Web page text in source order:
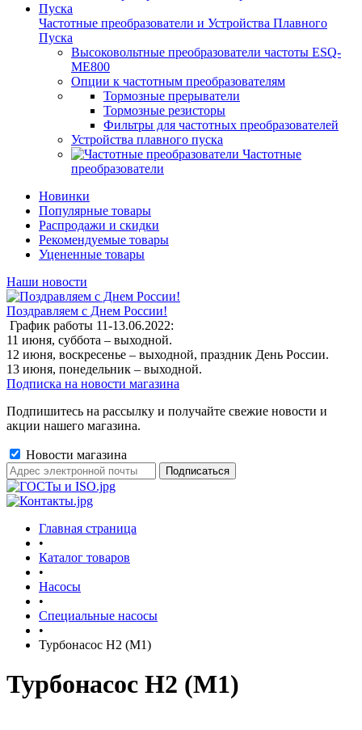
Частотные преобразователи и Устройства Плавного
Пуска
Высоковольтные преобразователи частоты ESQ-
ME800
Опции к частотным преобразователям
Тормозные прерыватели
Тормозные резисторы
Фильтры для частотных преобразователей
Устройства плавного пуска
Частотные
преобразователи
Новинки
Популярные товары
Распродажи и скидки
Рекомендуемые товары
Уцененные товары
Наши новости
Поздравляем с Днем России!
График работы 11-13.06.2022:
11 июня, суббота – выходной.
12 июня, воскресенье – выходной, праздник День России.
13 июня, понедельник – выходной.
Подписка на новости магазина
Подпишитесь на рассылку и получайте свежие новости и
акции нашего магазина.
Новости магазина
Главная страница
•
Каталог товаров
•
Насосы
•
Специальные насосы
•
Турбонасос Н2 (М1)
Турбонасос Н2 (М1)